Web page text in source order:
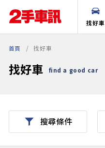
找好車
首頁 找好車
找好車 find a good car
搜尋條件